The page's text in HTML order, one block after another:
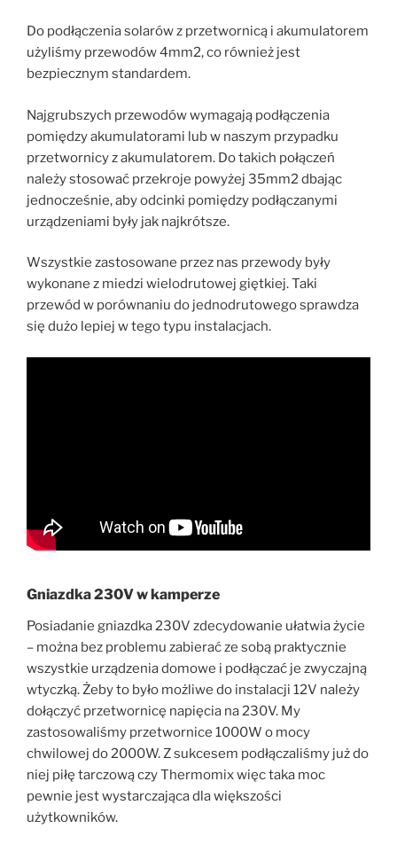
Do podłączenia solarów z przetwornicą i akumulatorem
użyliśmy przewodów 4mm2, co również jest
bezpiecznym standardem.
Najgrubszych przewodów wymagają podłączenia
pomiędzy akumulatorami lub w naszym przypadku
przetwornicy z akumulatorem. Do takich połączeń
należy stosować przekroje powyżej 35mm2 dbając
jednocześnie, aby odcinki pomiędzy podłączanymi
urządzeniami były jak najkrótsze.
Wszystkie zastosowane przez nas przewody były
wykonane z miedzi wielodrutowej giętkiej. Taki
przewód w porównaniu do jednodrutowego sprawdza
się dużo lepiej w tego typu instalacjach.
Gniazdka 230V w kamperze
Posiadanie gniazdka 230V zdecydowanie ułatwia życie
– można bez problemu zabierać ze sobą praktycznie
wszystkie urządzenia domowe i podłączać je zwyczajną
wtyczką. Żeby to było możliwe do instalacji 12V należy
dołączyć przetwornicę napięcia na 230V. My
zastosowaliśmy przetwornice 1000W o mocy
chwilowej do 2000W. Z sukcesem podłączaliśmy już do
niej piłę tarczową czy Thermomix więc taka moc
pewnie jest wystarczająca dla większości
użytkowników.